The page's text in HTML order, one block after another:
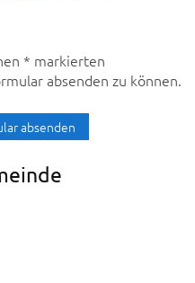
* markierten
absenden zu können.